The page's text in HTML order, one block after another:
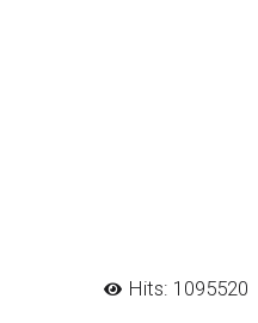
Hits: 1095520